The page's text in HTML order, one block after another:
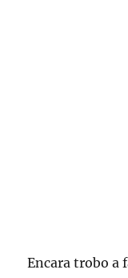
Encara trobo a